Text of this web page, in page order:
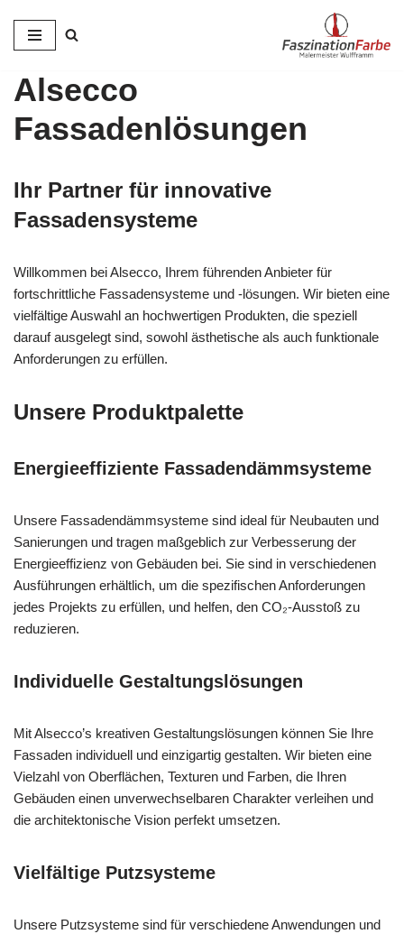
Zum
springen
Alsecco
Fassadenlösungen
Ihr Partner für innovative
Fassadensysteme
Willkommen bei Alsecco, Ihrem führenden Anbieter für
fortschrittliche Fassadensysteme und -lösungen. Wir bieten eine
vielfältige Auswahl an hochwertigen Produkten, die speziell
darauf ausgelegt sind, sowohl ästhetische als auch funktionale
Anforderungen zu erfüllen.
Unsere Produktpalette
Energieeffiziente Fassadendämmsysteme
Unsere Fassadendämmsysteme sind ideal für Neubauten und
Sanierungen und tragen maßgeblich zur Verbesserung der
Energieeffizienz von Gebäuden bei. Sie sind in verschiedenen
Ausführungen erhältlich, um die spezifischen Anforderungen
jedes Projekts zu erfüllen, und helfen, den CO₂-Ausstoß zu
reduzieren.
Individuelle Gestaltungslösungen
Mit Alsecco’s kreativen Gestaltungslösungen können Sie Ihre
Fassaden individuell und einzigartig gestalten. Wir bieten eine
Vielzahl von Oberflächen, Texturen und Farben, die Ihren
Gebäuden einen unverwechselbaren Charakter verleihen und
die architektonische Vision perfekt umsetzen.
Vielfältige Putzsysteme
Unsere Putzsysteme sind für verschiedene Anwendungen und